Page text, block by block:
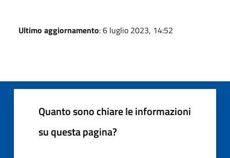
Ultimo aggiornamento: 6 luglio 2023, 14:52
Quanto sono chiare le informazioni
su questa pagina?